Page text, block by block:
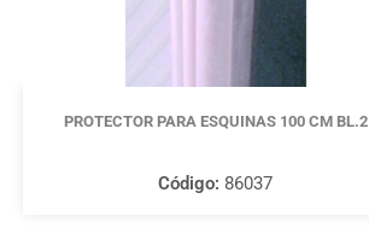
PROTECTOR PARA ESQUINAS 100 CM BL.2
Código: 86037